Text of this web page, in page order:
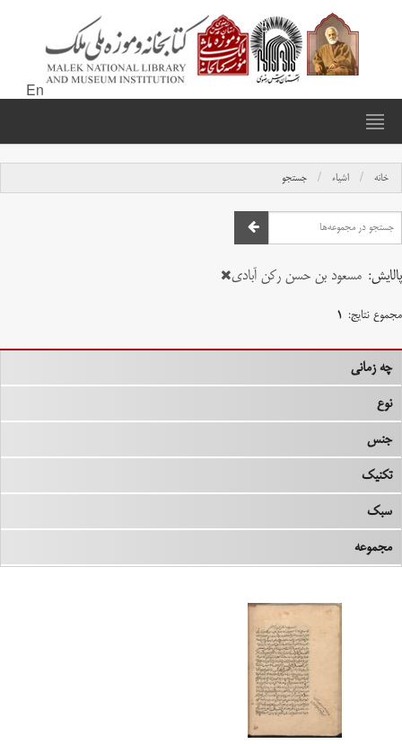
En
خانه اشیاء جستجو
پالایش: مسعود بن حسن رکن آبادی
مجموع نتایج: ۱
چه زمانی
نوع
جنس
تکنیک
سبک
مجموعه